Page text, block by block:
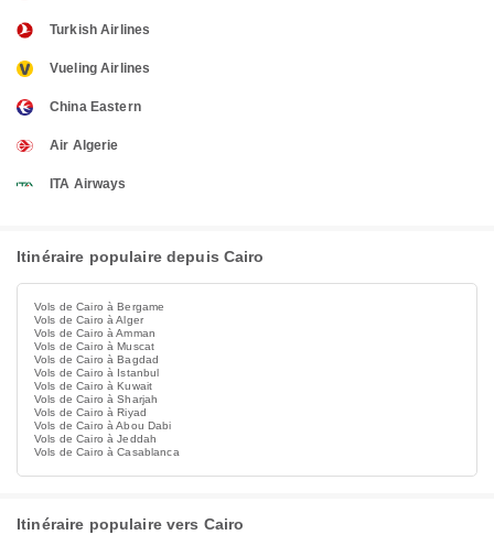
Turkish Airlines
Vueling Airlines
China Eastern
Air Algerie
ITA Airways
Itinéraire populaire depuis Cairo
Vols de Cairo à Bergame
Vols de Cairo à Alger
Vols de Cairo à Amman
Vols de Cairo à Muscat
Vols de Cairo à Bagdad
Vols de Cairo à Istanbul
Vols de Cairo à Kuwait
Vols de Cairo à Sharjah
Vols de Cairo à Riyad
Vols de Cairo à Abou Dabi
Vols de Cairo à Jeddah
Vols de Cairo à Casablanca
Itinéraire populaire vers Cairo